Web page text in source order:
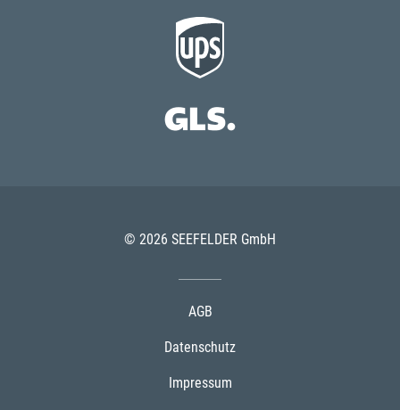
© 2026 SEEFELDER GmbH
AGB
Datenschutz
Impressum